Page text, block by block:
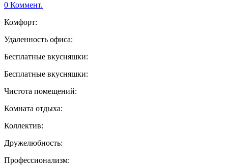
0 Коммент.
Комфорт:
Удаленность офиса:
Бесплатные вкусняшки:
Бесплатные вкусняшки:
Чистота помещений:
Комната отдыха:
Коллектив:
Дружелюбность:
Профессионализм: